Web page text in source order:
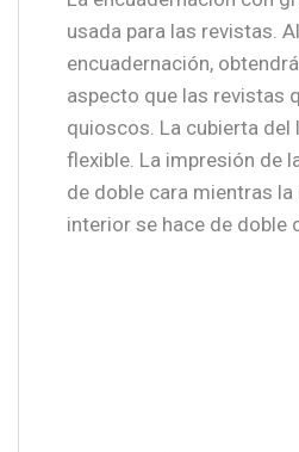
usada para las revistas.
encuadernación,
aspecto que las revistas
quioscos. La cubierta del
flexible. La impresión de
de doble cara mientras
interior se hace de doble